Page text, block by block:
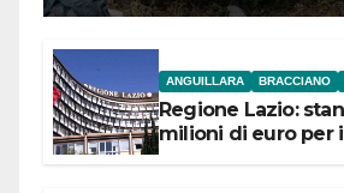
ANGUILLARA BRACCIANO
Regione Lazio:
milioni di euro per